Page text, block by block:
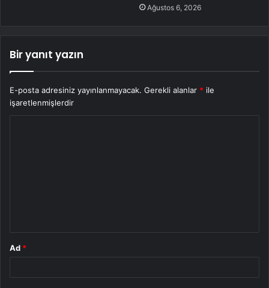
Ağustos 6, 2026
Bir yanıt yazın
E-posta adresiniz yayınlanmayacak. Gerekli alanlar * ile
işaretlenmişlerdir
Ad *